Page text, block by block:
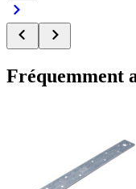
Fréquemment